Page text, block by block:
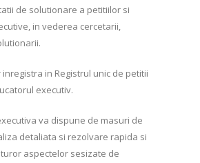
de solutionare a petitiilor si
in vederea cercetarii,
in Registrul unic de petitii
executiv.
va dispune de masuri de
detaliata si rezolvare rapida si
aspectelor sesizate de